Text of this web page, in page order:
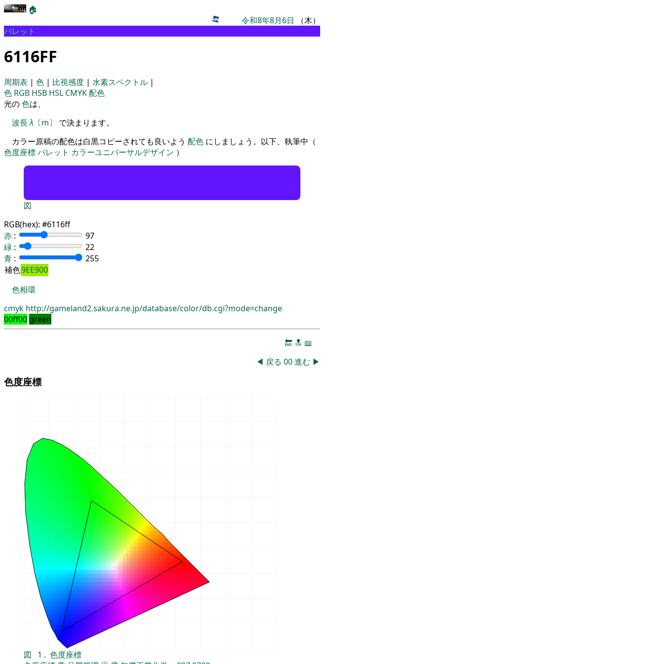
🏠
令和8年8月6日 （木）
パレット
6116FF
周期表 | 色 | 比視感度 | 水素スペクトル |
色 RGB HSB HSL CMYK配色
光の色は、
波長λ 〔m〕 で決まります。
カラー原稿の配色は白黒コピーされても良いよう 配色 にしましょう。以下、執筆中（
色度座標パレット カラーユニバーサルデザイン ）
図
RGB(hex): #6116ff
赤 :
97
緑 :
22
青 :
255
補色9EE900
色相環
cmyk http://gameland2.sakura.ne.jp/database/color/db.cgi?mode=change
00ff00 green
🔚 🔝 📖
◀ 戻る 00進む ▶
色度座標
図 1 . 色度座標